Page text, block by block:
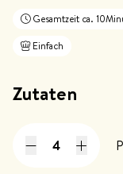
Gesamtzeit ca.
Einfach
Zutaten